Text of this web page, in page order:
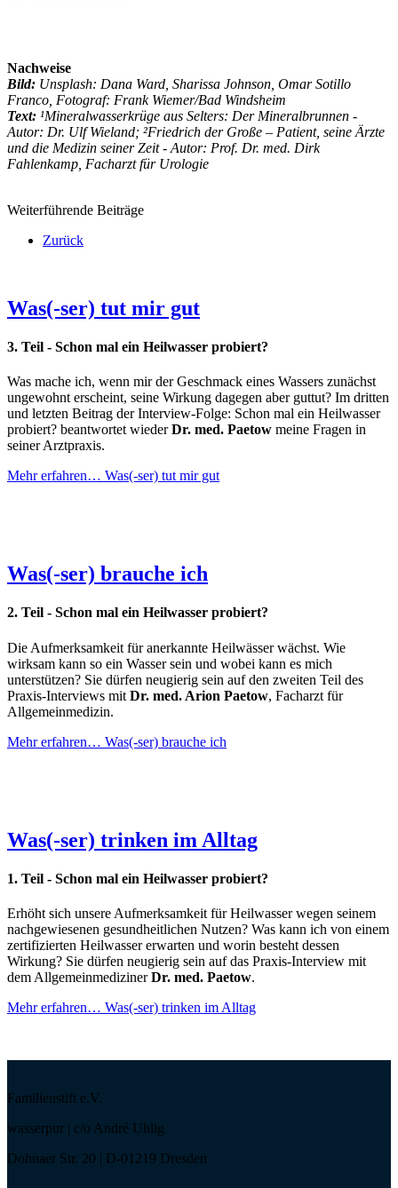
Nachweise
Bild: Unsplash: Dana Ward, Sharissa Johnson, Omar Sotillo
Franco, Fotograf: Frank Wiemer/Bad Windsheim
Text: ¹Mineralwasserkrüge aus Selters: Der Mineralbrunnen -
Autor: Dr. Ulf Wieland; ²Friedrich der Große – Patient, seine Ärzte
und die Medizin seiner Zeit - Autor: Prof. Dr. med. Dirk
Fahlenkamp, Facharzt für Urologie
Weiterführende Beiträge
Zurück
Was(-ser) tut mir gut
3. Teil - Schon mal ein Heilwasser probiert?
Was mache ich, wenn mir der Geschmack eines Wassers zunächst
ungewohnt erscheint, seine Wirkung dagegen aber guttut? Im dritten
und letzten Beitrag der Interview-Folge: Schon mal ein Heilwasser
probiert? beantwortet wiederDr. med. Paetow meine Fragen in
seiner Arztpraxis.
Mehr erfahren… Was(-ser) tut mir gut
Was(-ser) brauche ich
2. Teil - Schon mal ein Heilwasser probiert?
Die Aufmerksamkeit für anerkannte Heilwässer wächst. Wie
wirksam kann so ein Wasser sein und wobei kann es mich
unterstützen? Sie dürfen neugierig sein auf den zweiten Teil des
Praxis-Interviews mit Dr. med. Arion Paetow, Facharzt für
Allgemeinmedizin.
Mehr erfahren… Was(-ser) brauche ich
Was(-ser) trinken im Alltag
1. Teil - Schon mal ein Heilwasser probiert?
Erhöht sich unsere Aufmerksamkeit für Heilwasser wegen seinem
nachgewiesenen gesundheitlichen Nutzen? Was kann ich von einem
zertifizierten Heilwasser erwarten und worin besteht dessen
Wirkung? Sie dürfen neugierig sein auf das Praxis-Interview mit
dem AllgemeinmedizinerDr. med. Paetow.
Mehr erfahren… Was(-ser) trinken im Alltag
Familienstift e.V.
wasserpur | c/o André Uhlig
Dohnaer Str. 20 | D-01219 Dresden